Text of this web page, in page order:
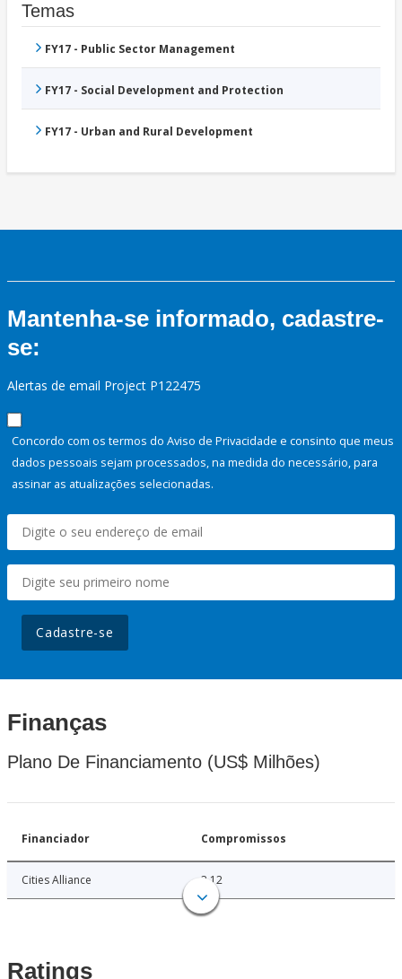
Temas
FY17 - Public Sector Management
FY17 - Social Development and Protection
FY17 - Urban and Rural Development
Mantenha-se informado, cadastre-
se:
Alertas de email Project P122475
Concordo com os termos do Aviso de Privacidade e consinto que meus
dados pessoais sejam processados, na medida do necessário, para
assinar as atualizações selecionadas.
Cadastre-se
Finanças
Plano De Financiamento (US$ Milhões)
Financiador Compromissos
Cities Alliance 3.12
Ratings